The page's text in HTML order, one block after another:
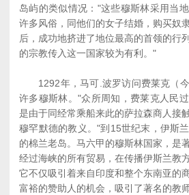
岛屿的类似情况："这些穆斯林采用当
许多风俗，同他们的女子结婚，购买奴
后，成功地挤进了地位最高的首领的行
的宗教传入这一国家较为有利。"
1292年，马可.波罗访问费莱克（今
许多穆斯林。"众所周知，费莱克人民
是由于同经常乘船来此的萨拉森商人接
穆罕默德的教义。"到15世纪末，伊斯
的棉兰老岛。马六甲的穆斯林国家，是
经过海峡的所有贸易，在传播伊斯兰教
它不仅吸引着来自印度和整个东南亚的
富裕的赞助人的机会，吸引了著名的教